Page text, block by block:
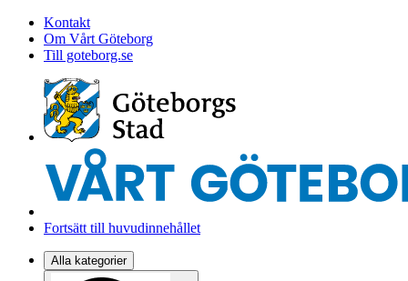
Kontakt
Om Vårt Göteborg
Till goteborg.se
Fortsätt till huvudinnehållet
Alla kategorier